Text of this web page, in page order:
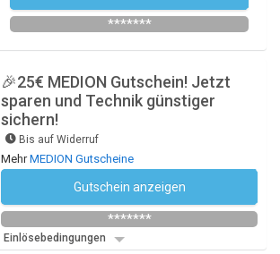
*******
🎉25€ MEDION Gutschein! Jetzt
sparen und Technik günstiger
sichern!
Bis auf Widerruf
MehrMEDION Gutscheine
Gutschein anzeigen
*******
Einlösebedingungen